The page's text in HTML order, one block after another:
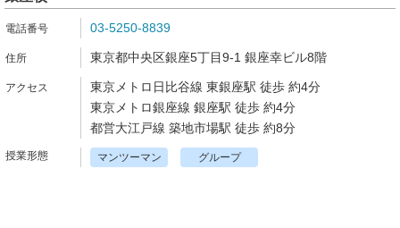
03-5250-8839
東京都中央区銀座5丁目9-1 銀座幸ビル8階
東京メトロ日比谷線 東銀座駅 徒歩 約4分
東京メトロ銀座線 銀座駅 徒歩 約4分
都営大江戸線 築地市場駅 徒歩 約8分
マンツーマン グループ